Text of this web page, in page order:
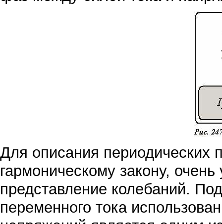
Для описания
гармоническому закону,
представление колебаний.
переменного тока